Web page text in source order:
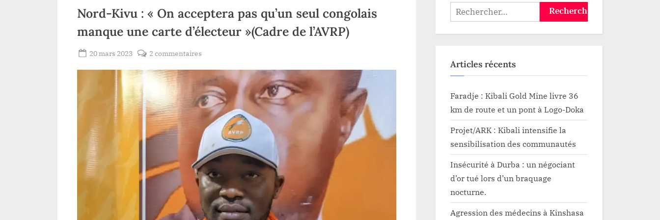
Nord-Kivu : « On acceptera pas qu’un seul congolais
manque une carte d’électeur »(Cadre de l’AVRP)
Posted
20 mars 2023
Lacloche
2 commentaires
Kivu
«
On
acceptera
pas
qu’un
seul
congolais
manque
une
carte
Rechercher :
Articles récents
Faradje : Kibali Gold Mine livre 36
km de route et un pont à Logo-Doka
Projet/ARK : Kibali intensifie la
sensibilisation des communautés
Insécurité à Durba : un négociant
d’or tué lors d’un braquage
nocturne.
Agression des médecins à Kinshasa